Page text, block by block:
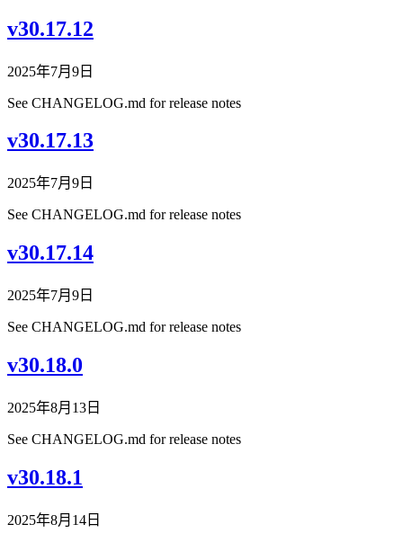
v30.17.12
2025年7月9日
See CHANGELOG.md for release notes
v30.17.13
2025年7月9日
See CHANGELOG.md for release notes
v30.17.14
2025年7月9日
See CHANGELOG.md for release notes
v30.18.0
2025年8月13日
See CHANGELOG.md for release notes
v30.18.1
2025年8月14日